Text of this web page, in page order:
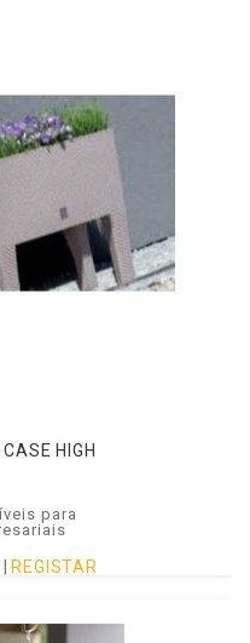
HIGH
para
REGISTAR